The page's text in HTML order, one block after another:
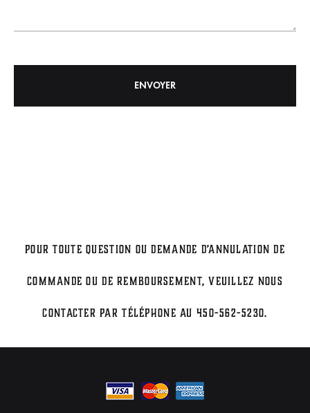
Pour toute question ou demande d’annulation de
commande ou de remboursement, veuillez nous
contacter par téléphone au 450-562-5230.